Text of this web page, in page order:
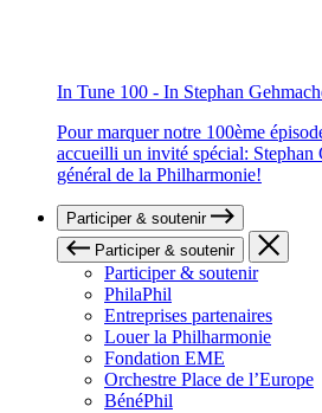
In Tune 100 - In Stephan
Pour marquer notre 100ème
accueilli un invité spécial: Stephan
général de la Philharmonie!
Participer & soutenir
Participer & soutenir
Participer & soutenir
PhilaPhil
Entreprises partenaires
Louer la Philharmonie
Fondation EME
Orchestre Place de l’Europe
BénéPhil